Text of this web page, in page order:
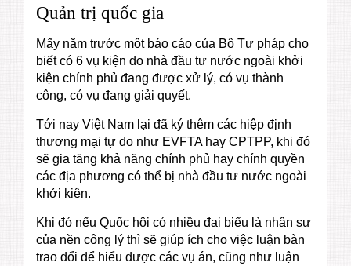
Quản trị quốc gia
Mấy năm trước một báo cáo của Bộ Tư pháp cho
biết có 6 vụ kiện do nhà đầu tư nước ngoài khởi
kiện chính phủ đang được xử lý, có vụ thành
công, có vụ đang giải quyết.
Tới nay Việt Nam lại đã ký thêm các hiệp định
thương mại tự do như EVFTA hay CPTPP, khi đó
sẽ gia tăng khả năng chính phủ hay chính quyền
các địa phương có thể bị nhà đầu tư nước ngoài
khởi kiện.
Khi đó nếu Quốc hội có nhiều đại biểu là nhân sự
của nền công lý thì sẽ giúp ích cho việc luận bàn
trao đổi để hiểu được các vụ án, cũng như luận